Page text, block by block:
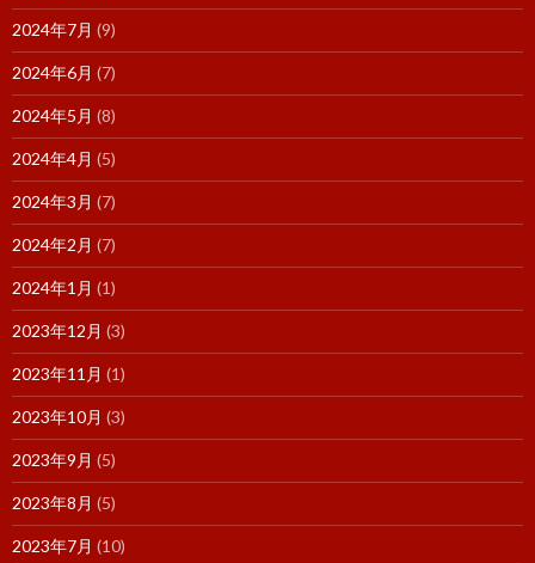
2024年7月 (9)
2024年6月 (7)
2024年5月 (8)
2024年4月 (5)
2024年3月 (7)
2024年2月 (7)
2024年1月 (1)
2023年12月 (3)
2023年11月 (1)
2023年10月 (3)
2023年9月 (5)
2023年8月 (5)
2023年7月 (10)